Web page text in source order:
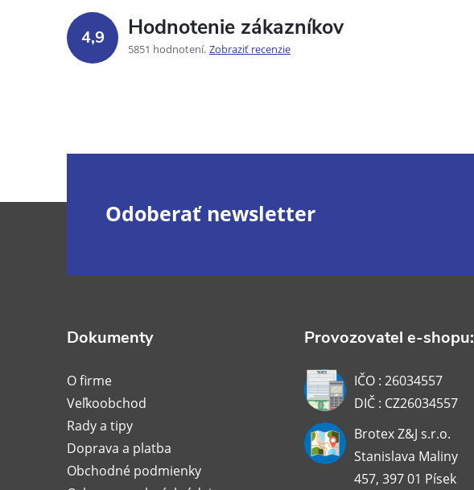
4,9 Hodnotenie zákazníkov
5851 hodnotení Zobraziť recenzie
Odoberať newsletter
Dokumenty
O firme
Veľkoobchod
Rady a tipy
Doprava a platba
Obchodné podmienky
Provozovatel e-shopu:
IČO : 26034557
DIČ : CZ26034557
Brotex Z&J s.r.o.
Stanislava Maliny
457, 397 01 Písek